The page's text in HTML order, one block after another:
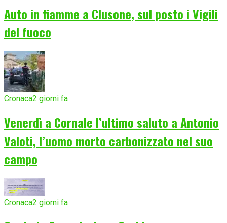
Auto in fiamme a Clusone, sul posto i Vigili
del fuoco
Cronaca2 giorni fa
Venerdì a Cornale l’ultimo saluto a Antonio
Valoti, l’uomo morto carbonizzato nel suo
campo
Cronaca2 giorni fa